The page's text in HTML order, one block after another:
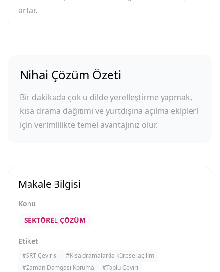
artar.
Nihai Çözüm Özeti
Bir dakikada çoklu dilde yerelleştirme yapmak,
kısa drama dağıtımı ve yurtdışına açılma ekipleri
için verimlilikte temel avantajınız olur.
Makale Bilgisi
Konu
SEKTÖREL ÇÖZÜM
Etiket
#SRT Çevirisi #Kısa dramalarda küresel açılım
#Zaman Damgası Koruma #Toplu Çeviri